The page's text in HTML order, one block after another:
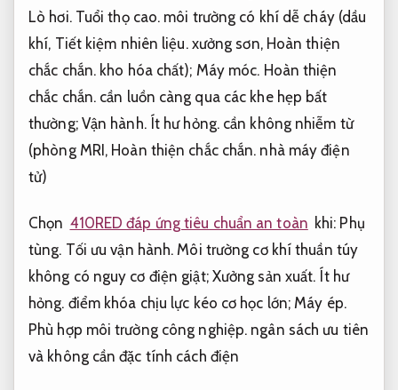
Lò hơi. Tuổi thọ cao. môi trường có khí dễ cháy (dầu
khí, Tiết kiệm nhiên liệu.xưởng sơn, Hoàn thiện
chắc chắn. kho hóa chất); Máy móc. Hoàn thiện
chắc chắn. cần luồn càng qua các khe hẹp bất
thường; Vận hành. Ít hư hỏng.cần không nhiễm từ
(phòng MRI, Hoàn thiện chắc chắn. nhà máy điện
tử)
Chọn 410RED đáp ứng tiêu chuẩn an toàn khi: Phụ
tùng. Tối ưu vận hành. Môi trường cơ khí thuần túy
không có nguy cơ điện giật; Xưởng sản xuất. Ít hư
hỏng. điểm khóa chịu lực kéo cơ học lớn; Máy ép.
Phù hợp môi trường công nghiệp. ngân sách ưu tiên
và không cần đặc tính cách điện